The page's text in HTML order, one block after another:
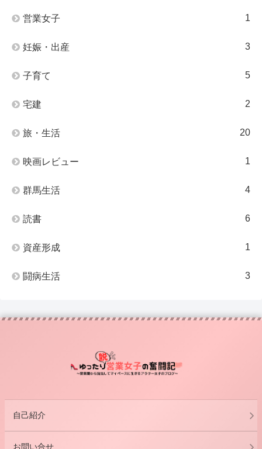
営業女子 1
妊娠・出産 3
子育て 5
宅建 2
旅・生活 20
映画レビュー 1
群馬生活 4
読書 6
資産形成 1
闘病生活 3
自己紹介
お問い合せ